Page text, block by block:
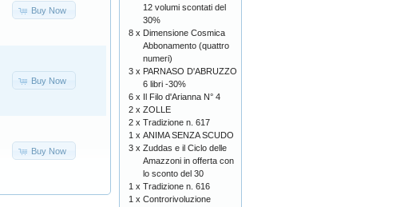
Buy Now
Buy Now
Buy Now
12 volumi scontati del
30%
8 x Dimensione Cosmica
Abbonamento (quattro
numeri)
3 x PARNASO D'ABRUZZO
6 libri -30%
6 x Il Filo d'Arianna N° 4
2 x ZOLLE
2 x Tradizione n. 617
1 x ANIMA SENZA SCUDO
3 x Zuddas e il Ciclo delle
Amazzoni in offerta con
lo sconto del 30
1 x Tradizione n. 616
1 x Controrivoluzione